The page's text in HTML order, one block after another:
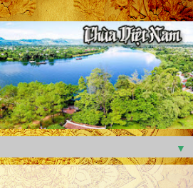
▼